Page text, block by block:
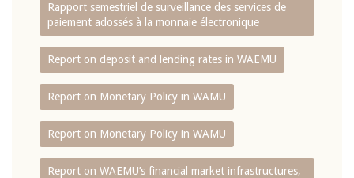
Rapport semestriel de surveillance des services de
paiement adossés à la monnaie électronique
Report on deposit and lending rates in WAEMU
Report on Monetary Policy in WAMU
Report on Monetary Policy in WAMU
Report on WAEMU’s financial market infrastructures,